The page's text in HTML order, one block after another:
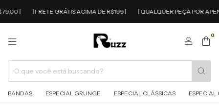
| | FRETE GRÁTIS ACIMA DE R$199 | | QUALQUER PEÇA POR
0
BANDAS ESPECIAL GRUNGE ESPECIAL CLÁSSICAS ESPECIAL